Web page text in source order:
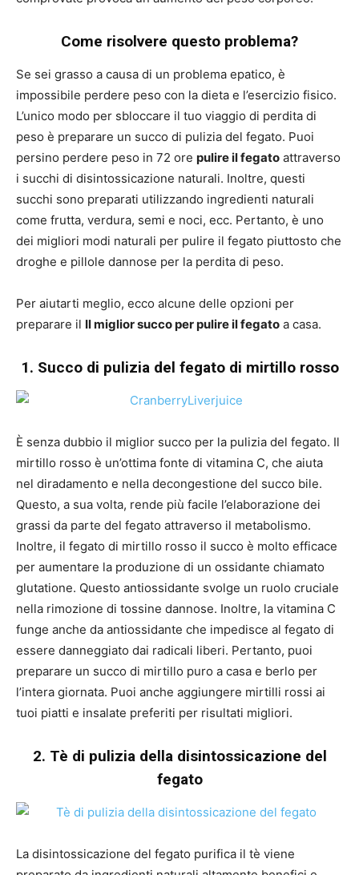
Come risolvere questo problema?
Se sei grasso a causa di un problema epatico, è
impossibile perdere peso con la dieta e l’esercizio fisico.
L’unico modo per sbloccare il tuo viaggio di perdita di
peso è preparare un succo di pulizia del fegato. Puoi
persino perdere peso in 72 ore pulire il fegato attraverso
i succhi di disintossicazione naturali. Inoltre, questi
succhi sono preparati utilizzando ingredienti naturali
come frutta, verdura, semi e noci, ecc. Pertanto, è uno
dei migliori modi naturali per pulire il fegato piuttosto che
droghe e pillole dannose per la perdita di peso.
Per aiutarti meglio, ecco alcune delle opzioni per
preparare il Il miglior succo per pulire il fegato a casa.
1. Succo di pulizia del fegato di mirtillo rosso
È senza dubbio il miglior succo per la pulizia del fegato. Il
mirtillo rosso è un’ottima fonte di vitamina C, che aiuta
nel diradamento e nella decongestione del succo bile.
Questo, a sua volta, rende più facile l’elaborazione dei
grassi da parte del fegato attraverso il metabolismo.
Inoltre, il fegato di mirtillo rosso il succo è molto efficace
per aumentare la produzione di un ossidante chiamato
glutatione. Questo antiossidante svolge un ruolo cruciale
nella rimozione di tossine dannose. Inoltre, la vitamina C
funge anche da antiossidante che impedisce al fegato di
essere danneggiato dai radicali liberi. Pertanto, puoi
preparare un succo di mirtillo puro a casa e berlo per
l’intera giornata. Puoi anche aggiungere mirtilli rossi ai
tuoi piatti e insalate preferiti per risultati migliori.
2. Tè di pulizia della disintossicazione del
fegato
La disintossicazione del fegato purifica il tè viene